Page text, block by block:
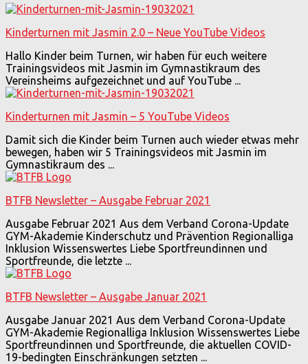
Kinderturnen mit Jasmin 2.0 – Neue YouTube Videos
Hallo Kinder beim Turnen, wir haben für euch weitere
Trainingsvideos mit Jasmin im Gymnastikraum des
Vereinsheims aufgezeichnet und auf YouTube ...
Kinderturnen mit Jasmin – 5 YouTube Videos
Damit sich die Kinder beim Turnen auch wieder etwas mehr
bewegen, haben wir 5 Trainingsvideos mit Jasmin im
Gymnastikraum des ...
BTFB Newsletter – Ausgabe Februar 2021
Ausgabe Februar 2021 Aus dem Verband Corona-Update
GYM-Akademie Kinderschutz und Prävention Regionalliga
Inklusion Wissenswertes Liebe Sportfreundinnen und
Sportfreunde, die letzte ...
BTFB Newsletter – Ausgabe Januar 2021
Ausgabe Januar 2021 Aus dem Verband Corona-Update
GYM-Akademie Regionalliga Inklusion Wissenswertes Liebe
Sportfreundinnen und Sportfreunde, die aktuellen COVID-
19-bedingten Einschränkungen setzten ...